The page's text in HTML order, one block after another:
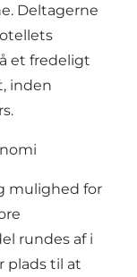
Deltagerne
et fredeligt
inden
mulighed for
rundes af i
plads til at